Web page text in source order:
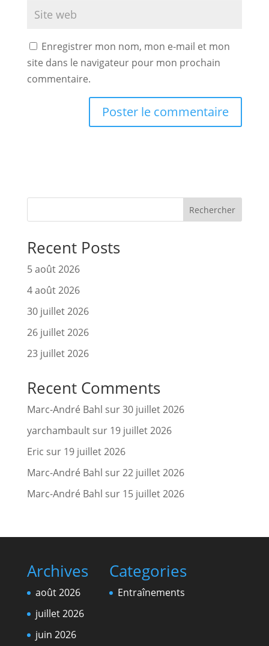
Enregistrer mon nom, mon e-mail et mon
site dans le navigateur pour mon prochain
commentaire.
Rechercher
Recent Posts
5 août 2026
4 août 2026
30 juillet 2026
26 juillet 2026
23 juillet 2026
Recent Comments
Marc-André Bahl sur30 juillet 2026
yarchambaultsur 19 juillet 2026
Eric sur 19 juillet 2026
Marc-André Bahl sur22 juillet 2026
Marc-André Bahl sur 15 juillet 2026
Archives
août 2026
juillet 2026
juin 2026
Categories
Entraînements